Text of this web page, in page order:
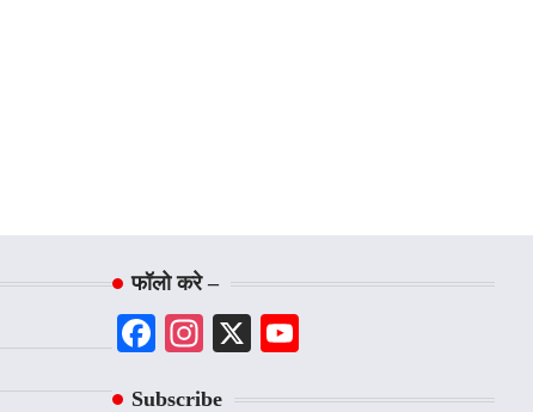
फॉलो करे –
Facebook
Instagram
X
Subscribe